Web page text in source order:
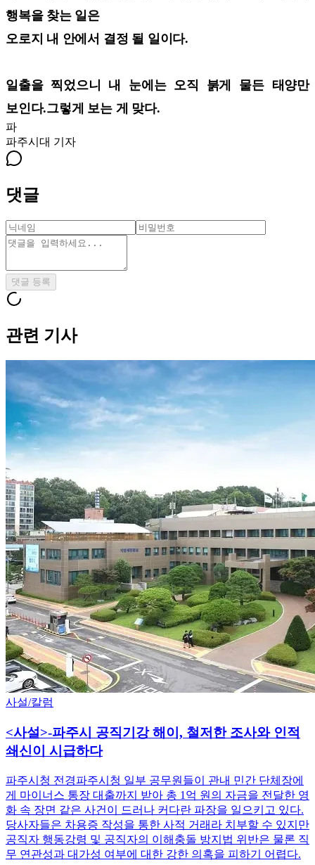
행복을 찾는 일은
오로지 내 안에서 결정 될 일이다.
일출을 찍었으니 내 눈에는 오직 붉게 물든 태양만
보인다.그렇게 보는 게 맞다.
파
파주시대 기자
댓글
댓글 등록
관련 기사
사설/칼럼
<사설>-파주시 공직기강 해이, 철저한 조사와 인적
쇄신이 시급하다
파주시청 전경파주시청 일부 공무원들이 관내 민간 단체장에
게 마이너스 통장 대출까지 받아 총 1억 원의 자금을 전달한 영
화 속 장면 같은 사건이 드러나 커다란 파장을 일으키고 있다.
당사자들은 차용증 작성을 통한 사적 거래라 치부할 수 있지만
공직자 행동강령 및 공직자의 이해충돌 방지법 위반은 물론 직
무 연관성과 대가성 여부에 대한 강한 의혹을 피하기 어렵다.